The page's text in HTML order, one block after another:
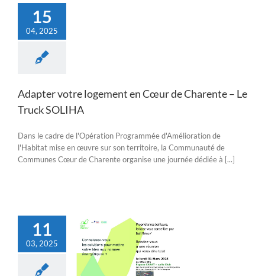
15
04, 2025
Adapter votre logement en Cœur de Charente – Le
Truck SOLIHA
Dans le cadre de l'Opération Programmée d'Amélioration de
l'Habitat mise en œuvre sur son territoire, la Communauté de
Communes Cœur de Charente organise une journée dédiée à [...]
11
03, 2025
énergétiques-
Bail